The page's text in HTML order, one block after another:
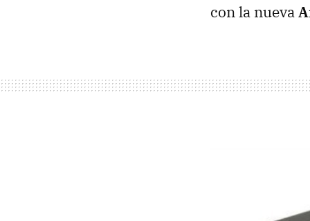
con la nueva